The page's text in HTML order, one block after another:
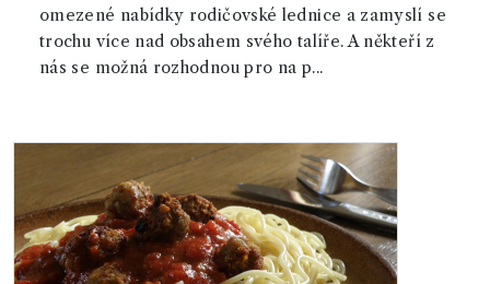
omezené nabídky rodičovské lednice a zamyslí se
trochu více nad obsahem svého talíře. A někteří z
nás se možná rozhodnou pro na p...